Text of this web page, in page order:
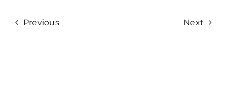
Previous Next